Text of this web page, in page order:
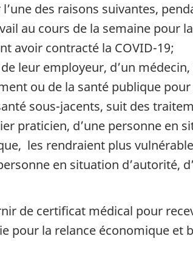
des raisons suivantes,
au cours de la semaine pour
avoir contracté la COVID-19;
leur employeur, d’un
ou de la santé publique
sous-jacents, suit des
praticien, d’une personne en
les rendraient plus
en situation d’autorité,
de certificat médical pour
pour la relance économique et